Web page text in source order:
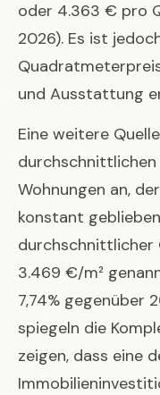
oder 4.363 € pro
2026). Es ist
und Ausstattung
Eine weitere
durchschnittlichen
Wohnungen an,
konstant
durchschnittlicher
3.469 €/m²
7,74% gegenüber
spiegeln die
zeigen, dass eine